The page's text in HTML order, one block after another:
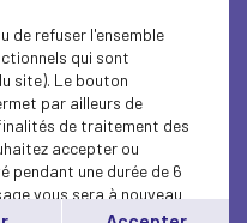
de refuser l'ensemble
qui sont
site). Le bouton
par ailleurs de
de traitement des
accepter ou
pendant une durée de 6
vous sera à nouveau